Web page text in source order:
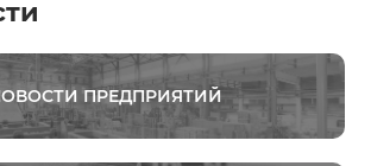
ПРЕДПРИЯТИЙ